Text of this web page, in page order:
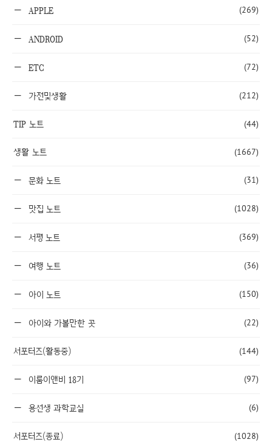
APPLE (269)
ANDROID (52)
ETC (72)
가전및생활 (212)
TIP 노트 (44)
생활 노트 (1667)
문화 노트 (31)
맛집 노트 (1028)
서평 노트 (369)
여행 노트 (36)
아이 노트 (150)
아이와 가볼만한 곳 (22)
서포터즈(활동중) (144)
이룸이앤비 18기 (97)
용선생 과학교실 (6)
서포터즈(종료) (1028)